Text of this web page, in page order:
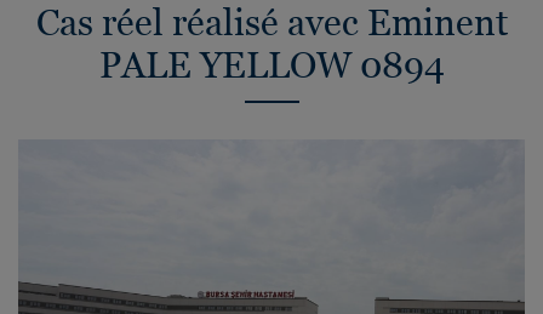
Cas réel réalisé avec Eminent
PALE YELLOW 0894